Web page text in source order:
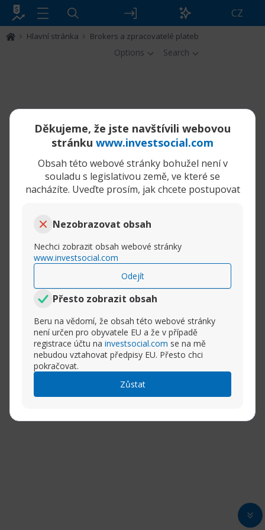
CZ
Hlavní stránka Brokers a zpracovatelé plateb
Options Search
Děkujeme, že jste navštívili webovou
stránku www.investsocial.com
Obsah této webové stránky bohužel není v
souladu s legislativou země, ve které se
nacházíte. Uveďte prosím, jak chcete postupovat
Nezobrazovat obsah
Nechci zobrazit obsah webové stránky
www.investsocial.com
Odejít
Přesto zobrazit obsah
Beru na vědomí, že obsah této webové stránky
není určen pro obyvatele EU a že v případě
registrace účtu na investsocial.com se na mě
nebudou vztahovat předpisy EU. Přesto chci
pokračovat.
Zůstat